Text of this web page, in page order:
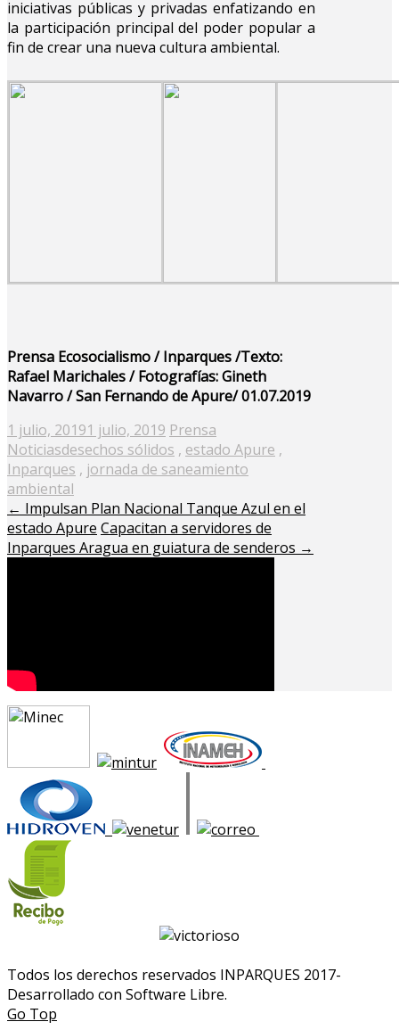
iniciativas públicas y privadas enfatizando en
la participación principal del poder popular a
fin de crear una nueva cultura ambiental.
Prensa Ecosocialismo / Inparques /Texto:
Rafael Marichales / Fotografías: Gineth
Navarro / San Fernando de Apure/ 01.07.2019
Posted
on
1 julio, 20191 julio, 2019 Prensa
Noticiasdesechos sólidos , estado Apure ,
Inparques , jornada de saneamiento
ambiental
← Impulsan Plan Nacional Tanque Azul en el
estado Apure Capacitan a servidores de
Inparques Aragua en guiatura de senderos →
Todos los derechos reservados INPARQUES 2017-
Desarrollado con Software Libre.
Go Top